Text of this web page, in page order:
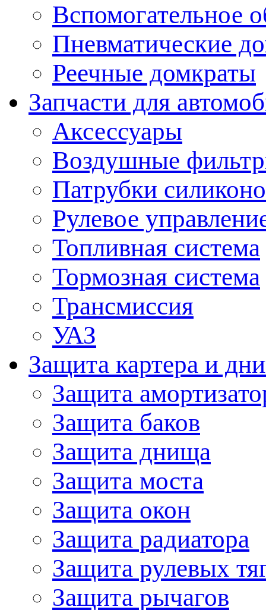
Вспомогательное
Пневматические
Реечные домкраты
Запчасти для
Аксессуары
Воздушные
Патрубки
Рулевое
Топливная система
Тормозная система
Трансмиссия
УАЗ
Защита картера и
Защита
Защита баков
Защита днища
Защита моста
Защита окон
Защита радиатора
Защита рулевых
Защита рычагов